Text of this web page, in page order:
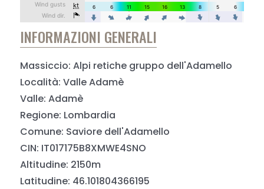
INFORMAZIONI GENERALI
Massiccio: Alpi retiche gruppo dell'Adamello
Località: Valle Adamè
Valle: Adamè
Regione: Lombardia
Comune: Saviore dell'Adamello
CIN: IT017175B8XMWE4SNO
Altitudine: 2150m
Latitudine: 46.101804366195